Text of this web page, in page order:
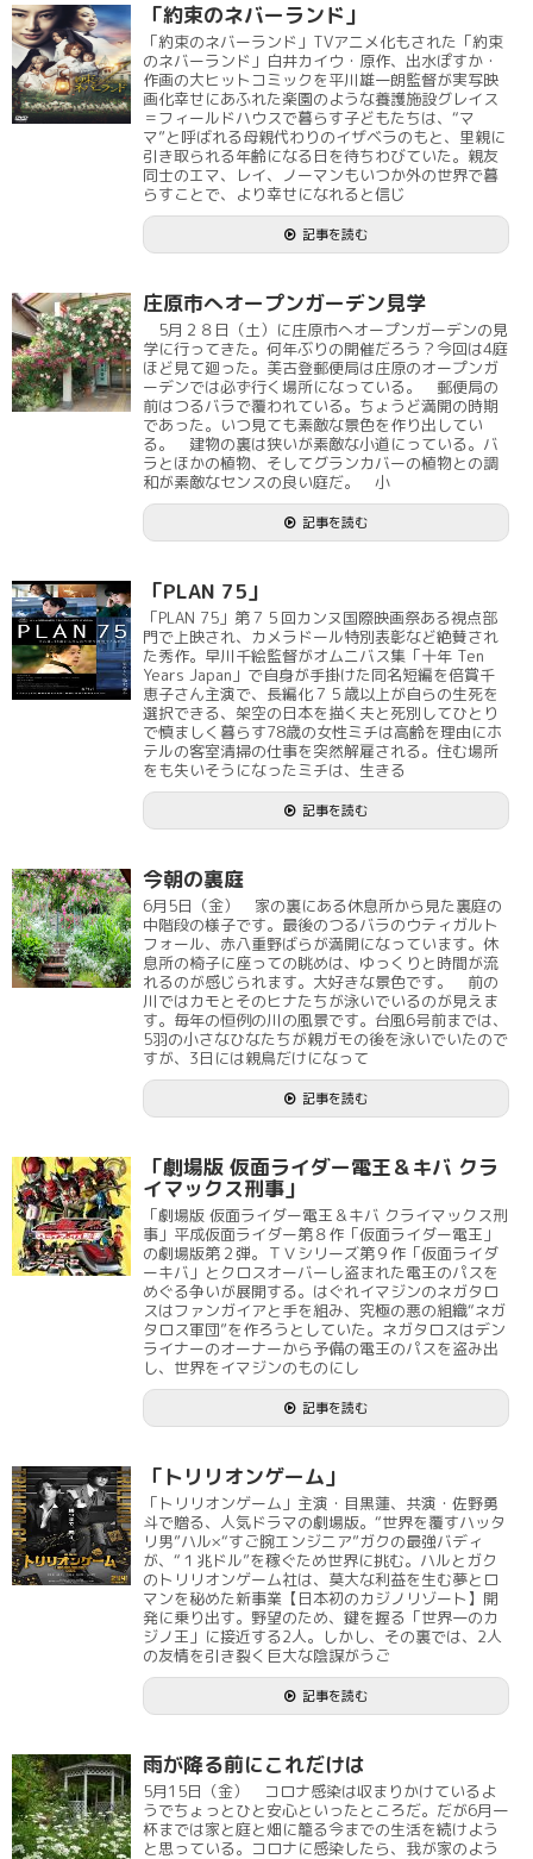
「約束のネバーランド」
「約束のネバーランド」TVアニメ化もされた「約束
のネバーランド」白井カイウ・原作、出水ぽすか・
作画の大ヒットコミックを平川雄一朗監督が実写映
画化幸せにあふれた楽園のような養護施設グレイス
＝フィールドハウスで暮らす子どもたちは、“マ
マ”と呼ばれる母親代わりのイザベラのもと、里親に
引き取られる年齢になる日を待ちわびていた。親友
同士のエマ、レイ、ノーマンもいつか外の世界で暮
らすことで、より幸せになれると信じ
記事を読む
庄原市へオープンガーデン見学
5月２８日（土）に庄原市へオープンガーデンの見
学に行ってきた。何年ぶりの開催だろう？今回は4庭
ほど見て廻った。美古登郵便局は庄原のオープンガ
ーデンでは必ず行く場所になっている。 郵便局の
前はつるバラで覆われている。ちょうど満開の時期
であった。いつ見ても素敵な景色を作り出してい
る。 建物の裏は狭いが素敵な小道にっている。バ
ラとほかの植物、そしてグランカバーの植物との調
和が素敵なセンスの良い庭だ。 小
記事を読む
「PLAN 75」
「PLAN 75」第７５回カンヌ国際映画祭ある視点部
門で上映され、カメラドール特別表彰など絶賛され
た秀作。早川千絵監督がオムニバス集「十年 Ten
Years Japan」で自身が手掛けた同名短編を倍賞千
恵子さん主演で、長編化７５歳以上が自らの生死を
選択できる、架空の日本を描く夫と死別してひとり
で慎ましく暮らす78歳の女性ミチは高齢を理由にホ
テルの客室清掃の仕事を突然解雇される。住む場所
をも失いそうになったミチは、生きる
記事を読む
今朝の裏庭
6月5日（金） 家の裏にある休息所から見た裏庭の
中階段の様子です。最後のつるバラのウティガルト
フォール、赤八重野ばらが満開になっています。休
息所の椅子に座っての眺めは、ゆっくりと時間が流
れるのが感じられます。大好きな景色です。 前の
川ではカモとそのヒナたちが泳いでいるのが見えま
す。毎年の恒例の川の風景です。台風6号前までは、
5羽の小さなひなたちが親ガモの後を泳いでいたので
すが、3日には親鳥だけになって
記事を読む
「劇場版 仮面ライダー電王＆キバ クラ
イマックス刑事」
「劇場版 仮面ライダー電王＆キバ クライマックス刑
事」平成仮面ライダー第８作「仮面ライダー電王」
の劇場版第２弾。ＴＶシリーズ第９作「仮面ライダ
ーキバ」とクロスオーバーし盗まれた電王のパスを
めぐる争いが展開する。はぐれイマジンのネガタロ
スはファンガイアと手を組み、究極の悪の組織“ネガ
タロス軍団”を作ろうとしていた。ネガタロスはデン
ライナーのオーナーから予備の電王のパスを盗み出
し、世界をイマジンのものにし
記事を読む
「トリリオンゲーム」
「トリリオンゲーム」主演・目黒蓮、共演・佐野勇
斗で贈る、人気ドラマの劇場版。“世界を覆すハッタ
リ男”ハル×“すご腕エンジニア”ガクの最強バディ
が、“１兆ドル”を稼ぐため世界に挑む。ハルとガク
のトリリオンゲーム社は、莫大な利益を生む夢とロ
マンを秘めた新事業【日本初のカジノリゾート】開
発に乗り出す。野望のため、鍵を握る「世界一のカ
ジノ王」に接近する2人。しかし、その裏では、2人
の友情を引き裂く巨大な陰謀がうご
記事を読む
雨が降る前にこれだけは
5月15日（金） コロナ感染は収まりかけているよ
うでちょっとひと安心といったところだ。だが6月一
杯までは家と庭と畑に籠る今までの生活を続けよう
と思っている。コロナに感染したら、我が家のよう